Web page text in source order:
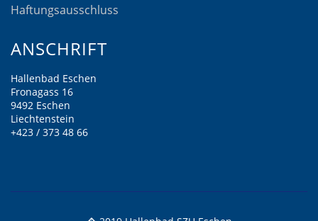
Haftungsausschluss
ANSCHRIFT
Hallenbad Eschen
Fronagass 16
9492 Eschen
Liechtenstein
+423 / 373 48 66